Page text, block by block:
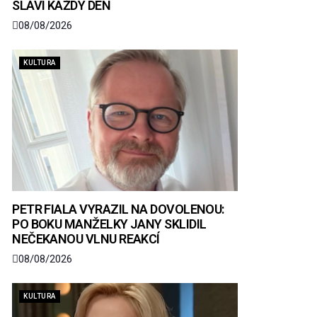
SLAVÍ KAŽDÝ DEN
08/08/2026
KULTURA
PETR FIALA VYRAZIL NA DOVOLENOU:
PO BOKU MANŽELKY JANY SKLIDIL
NEČEKANOU VLNU REAKCÍ
08/08/2026
KULTURA